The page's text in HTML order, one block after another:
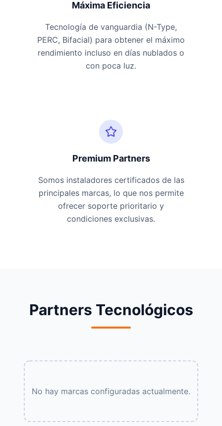
Máxima Eficiencia
Tecnología de vanguardia (N-Type,
PERC, Bifacial) para obtener el máximo
rendimiento incluso en días nublados o
con poca luz.
Premium Partners
Somos instaladores certificados de las
principales marcas, lo que nos permite
ofrecer soporte prioritario y
condiciones exclusivas.
Partners Tecnológicos
No hay marcas configuradas actualmente.